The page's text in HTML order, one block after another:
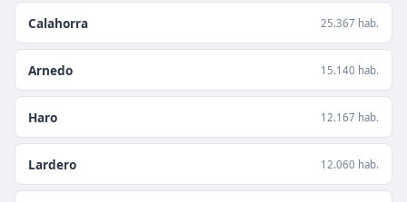
Calahorra 25.367 hab.
Arnedo 15.140 hab.
Haro 12.167 hab.
Lardero 12.060 hab.